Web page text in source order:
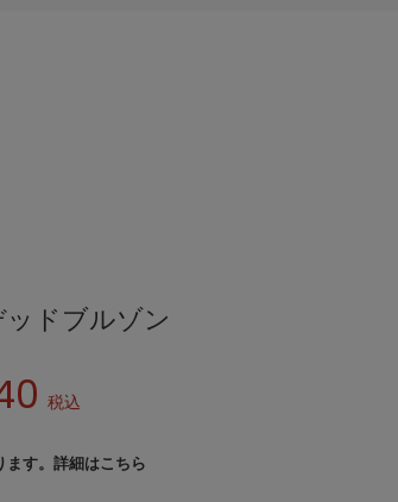
ドブルゾン
税込
す。 詳細はこちら